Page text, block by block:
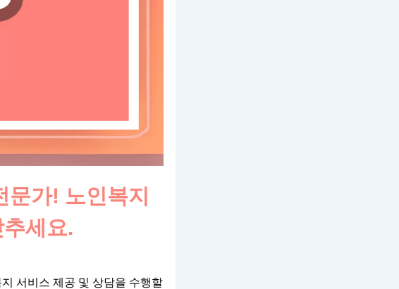
가! 노인복지
세요.
서비스 제공 및 상담을 수행할